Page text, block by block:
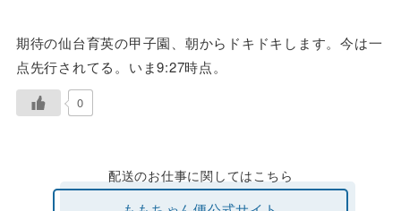
期待の仙台育英の甲子園、朝からドキドキします。今は一
点先行されてる。いま9:27時点。
0
配送のお仕事に関してはこちら